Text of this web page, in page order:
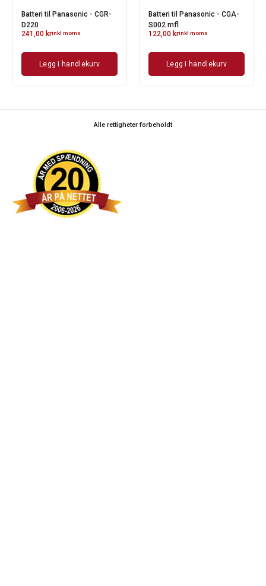
Batteri til Panasonic - CGR-
D220
241,00 krinkl moms
Legg i handlekurv
Batteri til Panasonic - CGA-
S002 mfl
122,00 krinkl moms
Legg i handlekurv
Alle rettigheter forbeholdt